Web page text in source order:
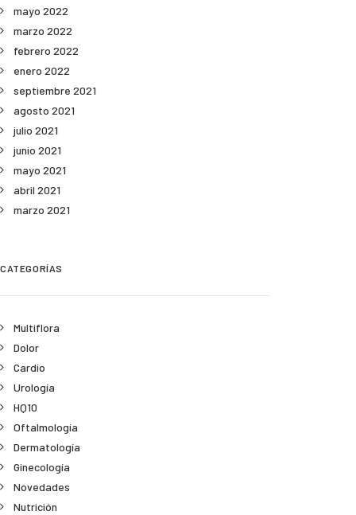
mayo 2022
marzo 2022
febrero 2022
enero 2022
septiembre 2021
agosto 2021
julio 2021
junio 2021
mayo 2021
abril 2021
marzo 2021
CATEGORÍAS
Multiflora
Dolor
Cardio
Urología
HQ10
Oftalmología
Dermatología
Ginecología
Novedades
Nutrición